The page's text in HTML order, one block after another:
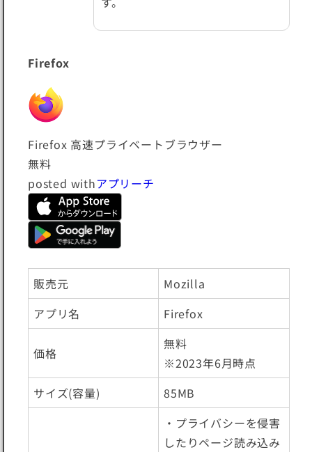
Firefox
Firefox 高速プライベートブラウザー
無料
posted withアプリーチ
販売元
Mozilla
アプリ名
Firefox
価格
無料
※2023年6月時点
サイズ(容量)
85MB
・プライバシーを侵害
したりページ読み込み